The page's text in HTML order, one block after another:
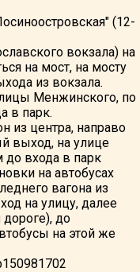
(12-
вокзала) на
на мост, на мосту
из вокзала.
Менжинского, по
в парк.
из центра, направо
выход, на улице
до входа в парк
на автобусах
вагона из
на улицу, далее
дороге), до
на этой же